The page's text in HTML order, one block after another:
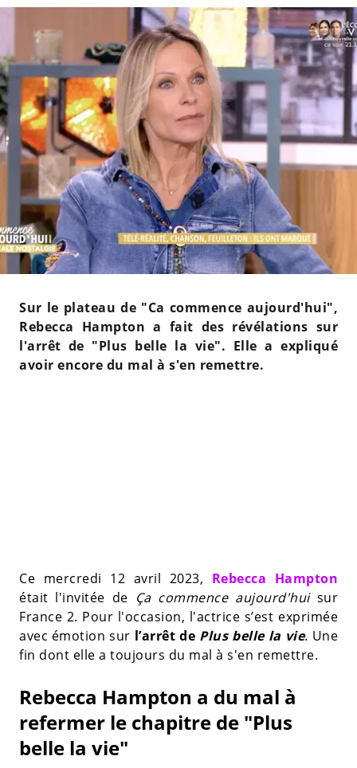
Sur le plateau de "Ca commence aujourd'hui",
Rebecca Hampton a fait des révélations sur
l'arrêt de "Plus belle la vie". Elle a expliqué
avoir encore du mal à s'en remettre.
Ce mercredi 12 avril 2023, Rebecca Hampton
était l'invitée de Ça commence aujourd'huisur
France 2. Pour l'occasion, l'actrice s’est exprimée
avec émotion sur l’arrêt de Plus belle la vie. Une
fin dont elle a toujours du mal à s'en remettre.
Rebecca Hampton a du mal à
refermer le chapitre de "Plus
belle la vie"